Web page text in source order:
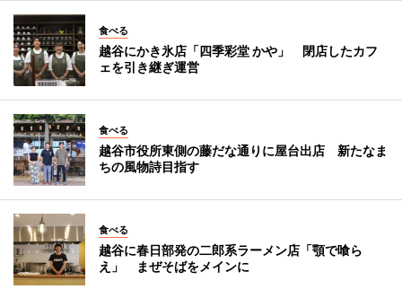
食べる
越谷にかき氷店「四季彩堂 かや」 閉店したカフ
ェを引き継ぎ運営
食べる
越谷市役所東側の藤だな通りに屋台出店 新たなま
ちの風物詩目指す
食べる
越谷に春日部発の二郎系ラーメン店「顎で喰ら
え」 まぜそばをメインに